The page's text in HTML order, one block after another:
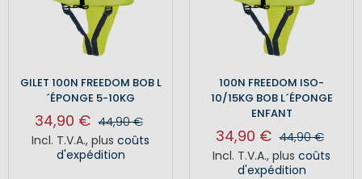
GILET 100N FREEDOM BOB L
´ÉPONGE 5-10KG
34,90 € 44,90 €
Incl. T.V.A., plus coûts
d'expédition
100N FREEDOM ISO-
10/15KG BOB L´ÉPONGE
ENFANT
34,90 € 44,90 €
Incl. T.V.A., plus coûts
d'expédition